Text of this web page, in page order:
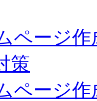
ページ作
策
ページ作